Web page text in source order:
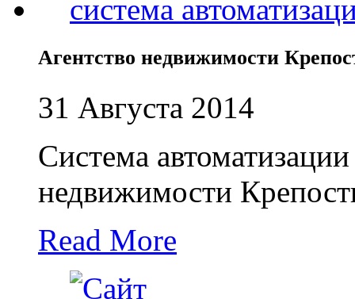
Агентство недвижимости
31 Августа 2014
Система автоматизации
недвижимости
Read More